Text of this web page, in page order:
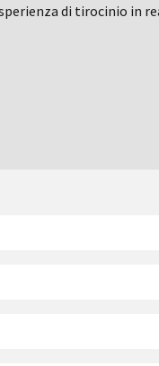
di tirocinio in